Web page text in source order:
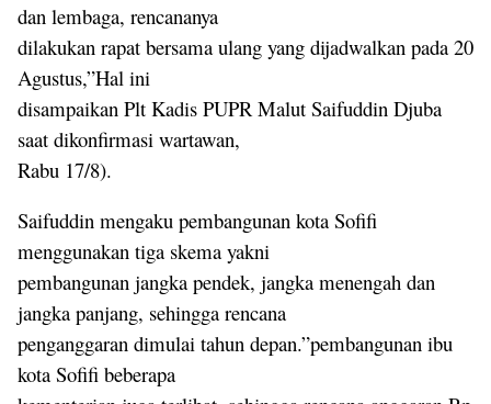
dan lembaga, rencananya
dilakukan rapat bersama ulang yang dijadwalkan pada 20
Agustus,”Hal ini
disampaikan Plt Kadis PUPR Malut Saifuddin Djuba
saat dikonfirmasi wartawan,
Rabu 17/8).
Saifuddin mengaku pembangunan kota Sofifi
menggunakan tiga skema yakni
pembangunan jangka pendek, jangka menengah dan
jangka panjang, sehingga rencana
penganggaran dimulai tahun depan.”pembangunan ibu
kota Sofifi beberapa